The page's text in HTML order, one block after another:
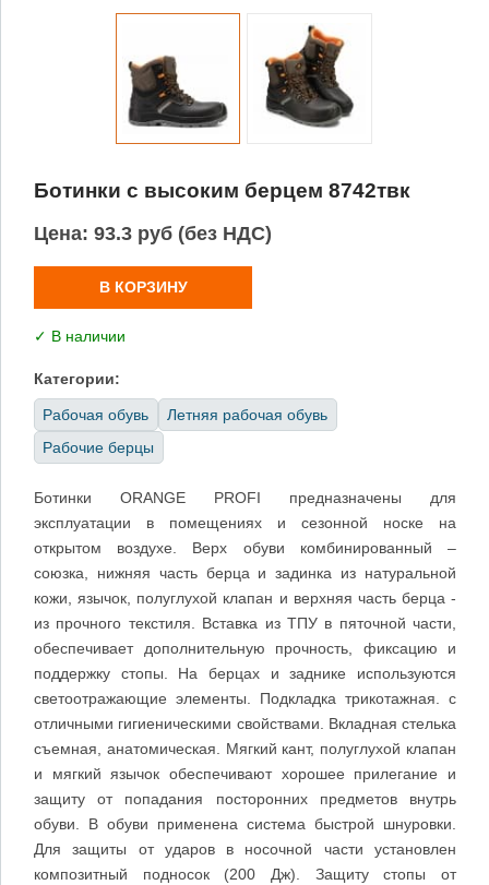
Ботинки с высоким берцем 8742твк
Цена: 93.3 руб (без НДС)
В КОРЗИНУ
✓ В наличии
Категории:
Рабочая обувь
Летняя рабочая обувь
Рабочие берцы
Ботинки ORANGE PROFI предназначены для
эксплуатации в помещениях и сезонной носке на
открытом воздухе. Верх обуви комбинированный –
союзка, нижняя часть берца и задинка из натуральной
кожи, язычок, полуглухой клапан и верхняя часть берца -
из прочного текстиля. Вставка из ТПУ в пяточной части,
обеспечивает дополнительную прочность, фиксацию и
поддержку стопы. На берцах и заднике используются
светоотражающие элементы. Подкладка трикотажная. с
отличными гигиеническими свойствами. Вкладная стелька
съемная, анатомическая. Мягкий кант, полуглухой клапан
и мягкий язычок обеспечивают хорошее прилегание и
защиту от попадания посторонних предметов внутрь
обуви. В обуви применена система быстрой шнуровки.
Для защиты от ударов в носочной части установлен
композитный подносок (200 Дж). Защиту стопы от